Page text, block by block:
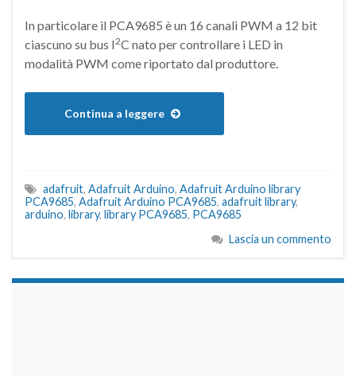
In particolare il PCA9685 è un 16 canali PWM a 12 bit
ciascuno su bus I2C nato per controllare i LED in
modalità PWM come riportato dal produttore.
Continua a leggere
adafruit, Adafruit Arduino, Adafruit Arduino library
PCA9685, Adafruit Arduino PCA9685, adafruit library,
arduino, library, library PCA9685, PCA9685
Lascia un commento